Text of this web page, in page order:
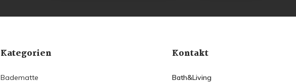
Kategorien
Badematte
Kontakt
Bath&Living